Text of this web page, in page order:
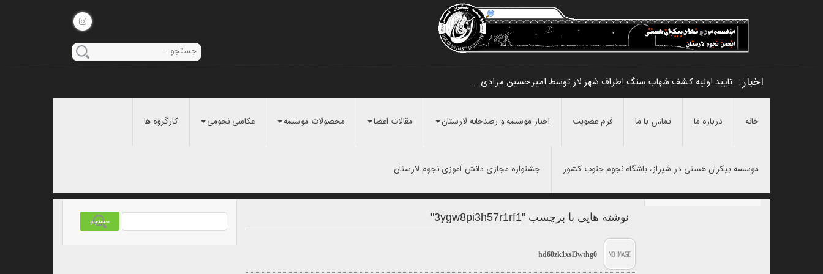
اخبار: تایید اولیه کشف شهاب سنگ اطراف شهر لار توسط امیرحسین مرادی و _
خانه درباره ما تماس با ما فرم عضویت اخبار موسسه و رصدخانه لارستان مقالات اعضا محصولات موسسه عکاسی نجومی کارگروه ها
موسسه بیکران هستی در شیراز، باشگاه نجوم جنوب کشور جشنواره مجازی دانش آموزی نجوم لارستان
نوشته هایی با برچسب "3ygw8pi3h57r1rf1"
hd60zk1xsl3wthg0